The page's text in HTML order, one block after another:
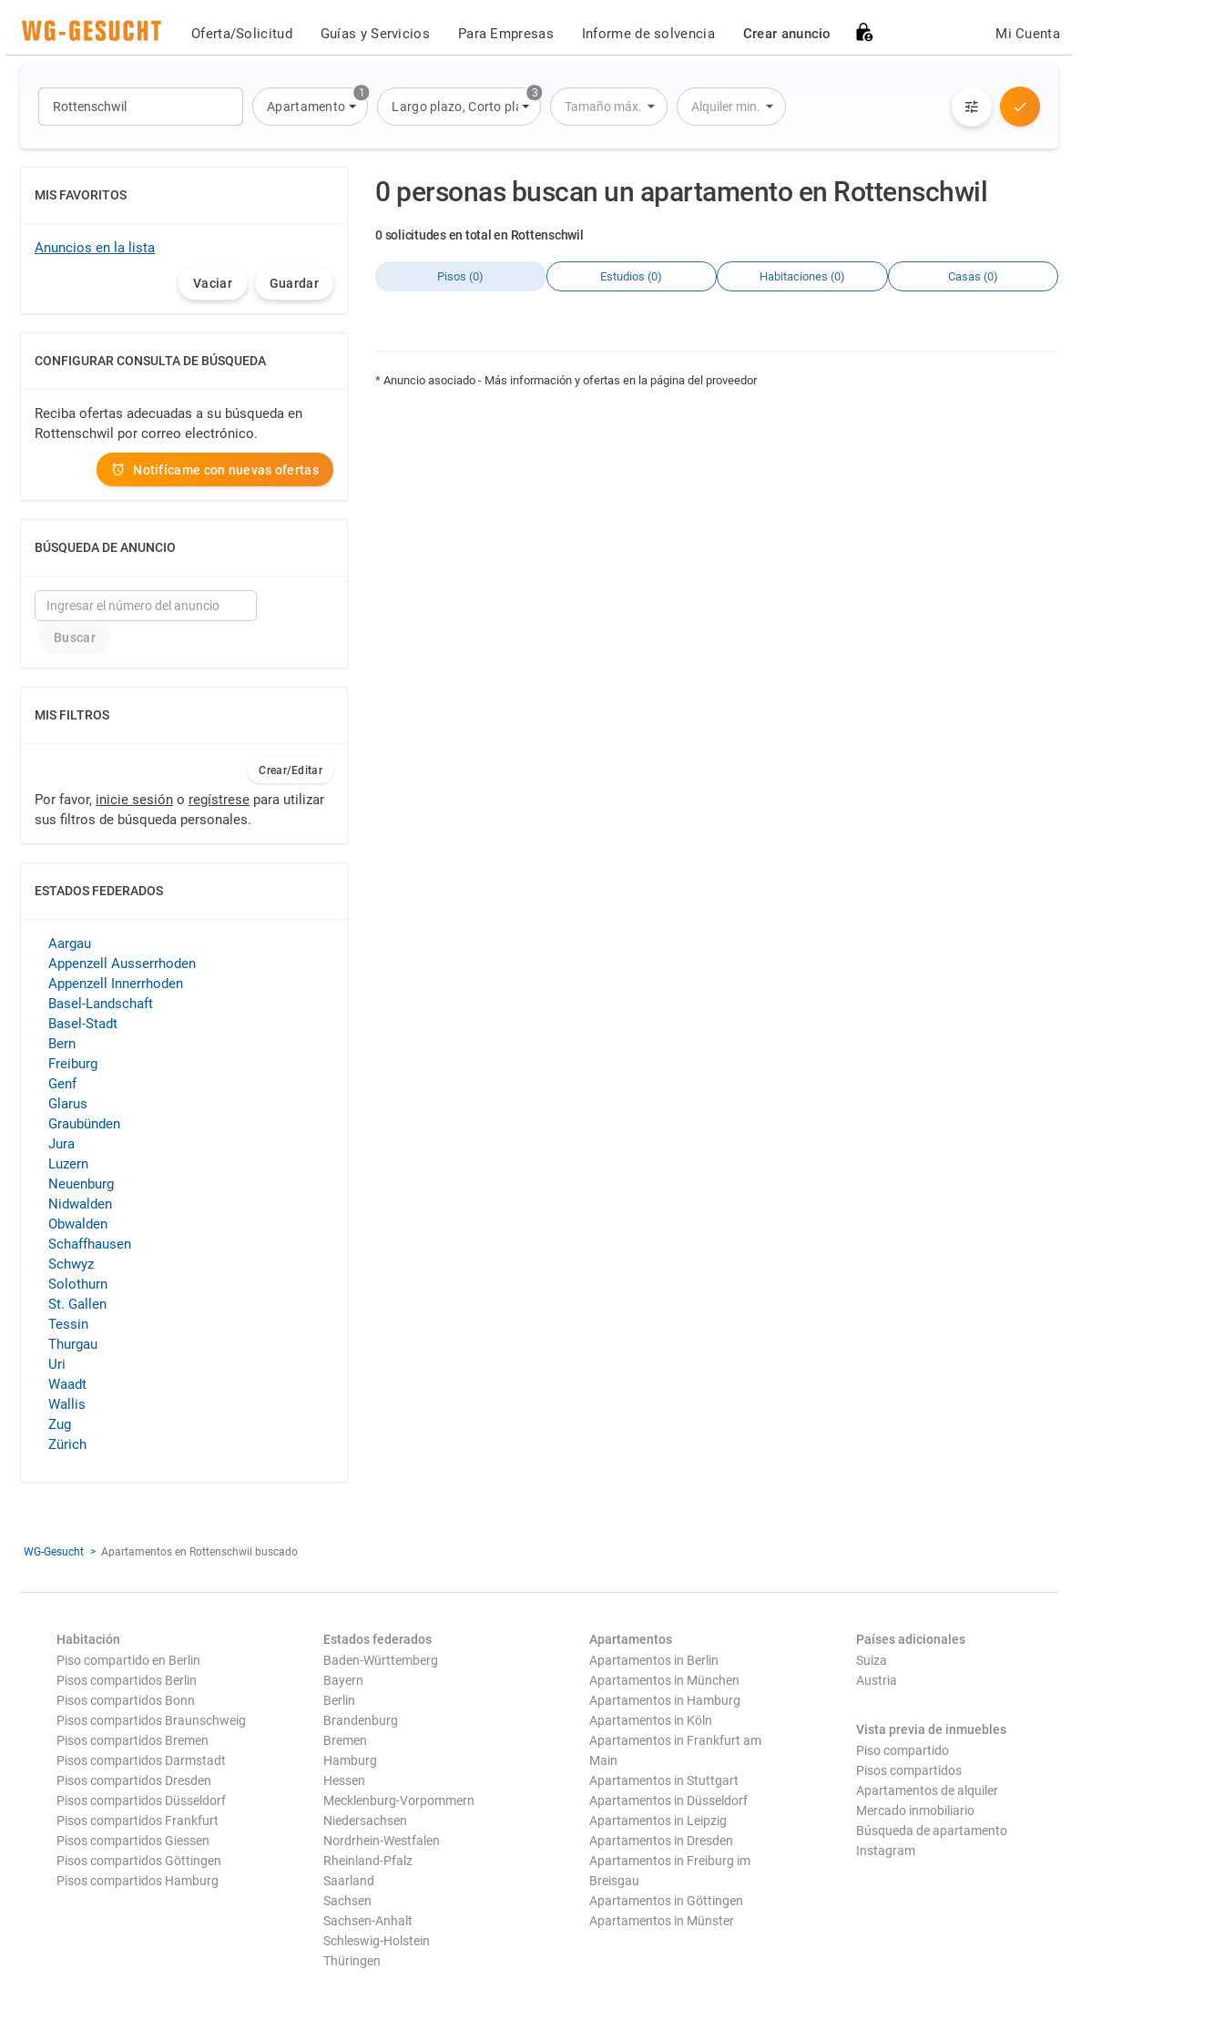
Oferta/Solicitud Guías y Servicios Para Empresas Informe de solvencia Crear anuncio Mi Cuenta
1
Apartamento
3
Largo plazo,Corto plazo , Alquiler por día
Tamaño máx. Alquiler min.
0 personas buscan un apartamento en Rottenschwil
0 solicitudes en total en Rottenschwil
Pisos (0) Estudios (0) Habitaciones (0) Casas (0)
* Anuncio asociado - Más información y ofertas en la página del proveedor
MIS FAVORITOS
MOSTRAR
Anuncios en la lista
Vaciar Guardar
CONFIGURAR CONSULTA DE BÚSQUEDA
MOSTRAR
Reciba ofertas adecuadas a su búsqueda en
Rottenschwil por correo electrónico.
Notifícame con nuevas ofertas
BÚSQUEDA DE ANUNCIO
MOSTRAR
MIS FILTROS
MOSTRAR
Crear/Editar
Por favor, inicie sesión o regístrese para utilizar
sus filtros de búsqueda personales.
ESTADOS FEDERADOS
MOSTRAR
Aargau
Appenzell Ausserrhoden
Appenzell Innerrhoden
Basel-Landschaft
Basel-Stadt
Bern
Freiburg
Genf
Glarus
Graubünden
Jura
Luzern
Neuenburg
Nidwalden
Obwalden
Schaffhausen
Schwyz
Solothurn
St. Gallen
Tessin
Thurgau
Uri
Waadt
Wallis
Zug
Zürich
WG-Gesucht Apartamentos en Rottenschwil buscado
Habitación
Piso compartido en Berlin
Pisos compartidos Berlin
Pisos compartidos Bonn
Pisos compartidos Braunschweig
Pisos compartidos Bremen
Pisos compartidos Darmstadt
Pisos compartidos Dresden
Pisos compartidos Düsseldorf
Pisos compartidos Frankfurt
Pisos compartidos Giessen
Pisos compartidos Göttingen
Pisos compartidos Hamburg
Estados federados
Baden-Württemberg
Bayern
Berlin
Brandenburg
Bremen
Hamburg
Hessen
Mecklenburg-Vorpommern
Niedersachsen
Nordrhein-Westfalen
Rheinland-Pfalz
Saarland
Sachsen
Sachsen-Anhalt
Schleswig-Holstein
Thüringen
Apartamentos
Apartamentos in Berlin
Apartamentos in München
Apartamentos in Hamburg
Apartamentos in Köln
Apartamentos in Frankfurt am
Main
Apartamentos in Stuttgart
Apartamentos in Düsseldorf
Apartamentos in Leipzig
Apartamentos in Dresden
Apartamentos in Freiburg im
Breisgau
Apartamentos in Göttingen
Apartamentos in Münster
Países adicionales
Suiza
Austria
Vista previa de inmuebles
Piso compartido
Pisos compartidos
Apartamentos de alquiler
Mercado inmobiliario
Búsqueda de apartamento
Instagram